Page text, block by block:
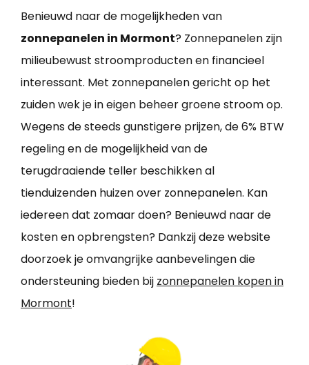
Benieuwd naar de mogelijkheden van
zonnepanelen in Mormont? Zonnepanelen zijn
milieubewust stroomproducten en financieel
interessant. Met zonnepanelen gericht op het
zuiden wek je in eigen beheer groene stroom op.
Wegens de steeds gunstigere prijzen, de 6% BTW
regeling en de mogelijkheid van de
terugdraaiende teller beschikken al
tienduizenden huizen over zonnepanelen. Kan
iedereen dat zomaar doen? Benieuwd naar de
kosten en opbrengsten? Dankzij deze website
doorzoek je omvangrijke aanbevelingen die
ondersteuning bieden bij zonnepanelen kopen in
Mormont!